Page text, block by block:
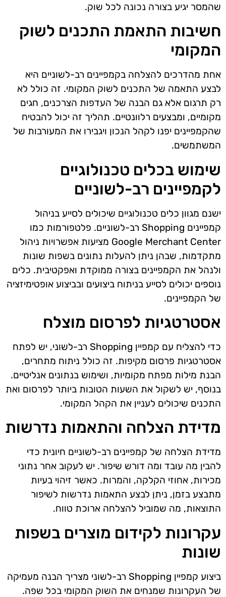
שהמסר יגיע בצורה נכונה לכל שוק.
חשיבות התאמת התכנים לשוק
המקומי
אחת מהדרכים להצלחה בקמפיינים רב-לשוניים היא
לבצע התאמה של התכנים לשוק המקומי. זה כולל לא
רק תרגום אלא גם הבנה של העדפות הצרכנים, חגים
מקומיים, ומבצעים רלוונטיים. תהליך זה יכול להבטיח
שהקמפיינים יפנו לקהל הנכון ויגבירו את המעורבות של
המשתמשים.
שימוש בכלים טכנולוגיים
לקמפיינים רב-לשוניים
ישנם מגוון כלים טכנולוגיים שיכולים לסייע בניהול
קמפיינים Shopping רב-לשוניים. פלטפורמות כמו
Google Merchant Center מציעות אפשרויות ניהול
מתקדמות, שבהן ניתן להעלות נתונים בשפות שונות
ולנהל את הקמפיינים בצורה ממוקדת ואפקטיבית. כלים
נוספים יכולים לסייע בניתוח ביצועים ובביצוע אופטימיזציה
של הקמפיינים.
אסטרטגיות לפרסום מוצלח
כדי להצליח עם קמפיין Shopping רב-לשוני, יש לפתח
אסטרטגיות פרסום מקיפות. זה כולל ניתוח מתחרים,
הבנת מילות מפתח מקומיות, ושימוש בנתונים אנליטיים.
בנוסף, יש לשקול את השעות הטובות ביותר לפרסום ואת
התכנים שיכולים לעניין את הקהל המקומי.
מדידת הצלחה והתאמות נדרשות
מדידת הצלחה של קמפיינים רב-לשוניים חיונית כדי
להבין מה עובד ומה דורש שיפור. יש לעקוב אחר נתוני
מכירות, אחוזי הקלקה, והמרות. כאשר זיהוי בעיות
מתבצע בזמן, ניתן לבצע התאמות נדרשות לשיפור
התוצאות, מה שמוביל להצלחה ארוכת טווח.
עקרונות לקידום מוצרים בשפות
שונות
ביצוע קמפיין Shopping רב-לשוני מצריך הבנה מעמיקה
של העקרונות שמנחים את השוק המקומי בכל שפה.